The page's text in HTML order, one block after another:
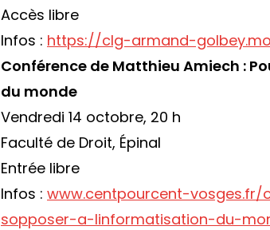
Accès libre
Infos : https://clg-armand-
Conférence de Matthieu Amiech :
du monde
Vendredi 14 octobre, 20 h
Faculté de Droit, Épinal
Entrée libre
Infos : www.centpourcent-
sopposer-a-linformatisation-du-